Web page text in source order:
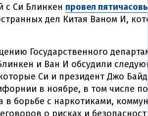
с Си Блинкен провел
дел Китая Ваном И,
Государственного
и Ван И обсудили
Си и президент Джо
в ноябре, в том числе
в борьбе с наркотиками,
о рисках и